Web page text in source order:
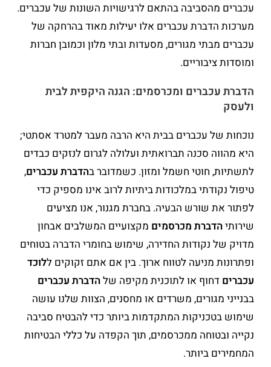
עכברים מהסביבה בהתאם לרגישויות השונות של עכברים.
מערכות הדברת עכברים אלו יעילות מאוד בהרחקה של
עכברים מבתי מגורים, מסעדות ובתי מלון וכמובן חברות
ומוסדות ציבוריים.
הדברת עכברים ומכרסמים: הגנה היקפית לבית
ולעסק
נוכחות של עכברים בבית היא הרבה מעבר למטרד אסתטי;
היא מהווה סכנה תברואתית ועלולה לגרום לנזקים כבדים
לתשתיות, חוטי חשמל ומזון. כשמדובר בהדברת עכברים,
טיפול נקודתי במלכודות ביתיות לרוב אינו מספיק כדי
לפתור את שורש הבעיה. בחברת מגנור, אנו מציעים
שירותיהדברת מכרסמים מקצועיים המשלבים אבחון
מדויק של נקודות החדירה, שימוש בחומרי הדברה בטוחים
ופתרונות מניעה לטווח ארוך. בין אם אתם זקוקים ללוכד
עכברים דחוף או לתוכנית מקיפה שלהדברת עכברים
בבנייני מגורים, משרדים או מחסנים, הצוות שלנו עושה
שימוש בטכניקות המתקדמות ביותר כדי להבטיח סביבה
נקייה ובטוחה ממכרסמים, תוך הקפדה על כללי הבטיחות
המחמירים ביותר.